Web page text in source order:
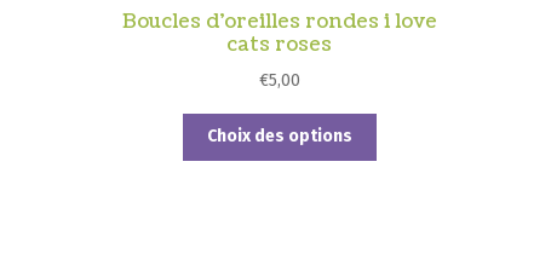
Boucles d’oreilles rondes i love
cats roses
€5,00
Choix des options